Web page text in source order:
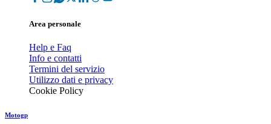
Area personale
Help e Faq
Info e contatti
Termini del servizio
Utilizzo dati e privacy
Cookie Policy
Motogp